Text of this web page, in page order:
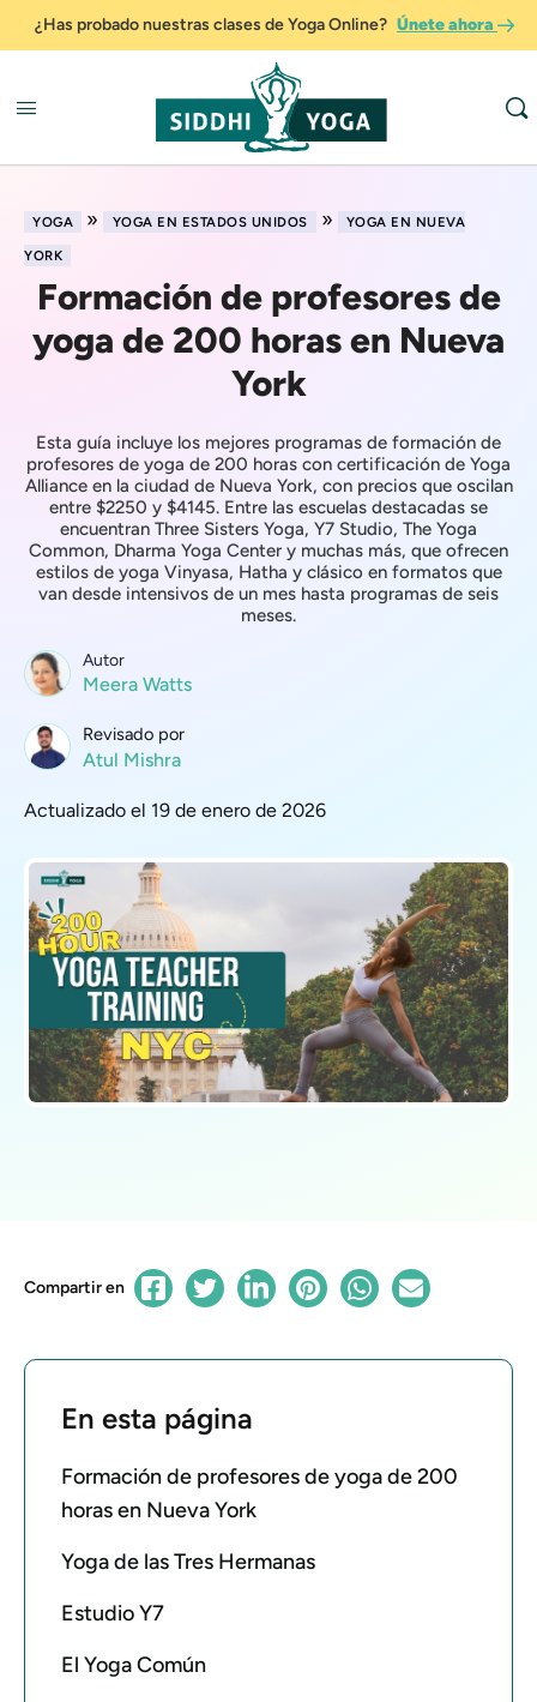
¿Has probado nuestras clases de Yoga Online? Únete ahora
YOGA » YOGA EN ESTADOS UNIDOS »
YOGA EN NUEVA
YORK
Formación de profesores de
yoga de 200 horas en Nueva
York
Esta guía incluye los mejores programas de formación de
profesores de yoga de 200 horas con certificación de Yoga
Alliance en la ciudad de Nueva York, con precios que oscilan
entre $2250 y $4145. Entre las escuelas destacadas se
encuentran Three Sisters Yoga, Y7 Studio, The Yoga
Common, Dharma Yoga Center y muchas más, que ofrecen
estilos de yoga Vinyasa, Hatha y clásico en formatos que
van desde intensivos de un mes hasta programas de seis
meses.
Autor
Meera Watts
Revisado por
Atul Mishra
Actualizado el 19 de enero de 2026
Compartir en
En esta página
Formación de profesores de yoga de 200
horas en Nueva York
Yoga de las Tres Hermanas
Estudio Y7
El Yoga Común